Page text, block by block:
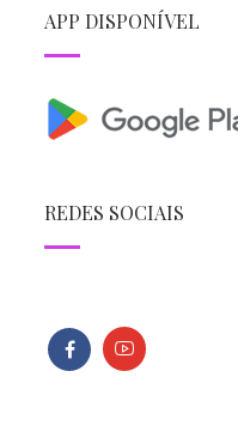
APP DISPONÍVEL
REDES SOCIAIS